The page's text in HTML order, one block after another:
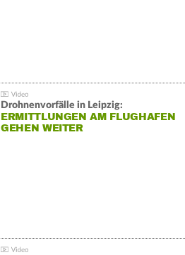
Drohnenvorfälle in Leipzig:
ERMITTLUNGEN AM FLUGHAFEN
GEHEN WEITER